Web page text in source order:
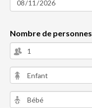
Nombre de personnes